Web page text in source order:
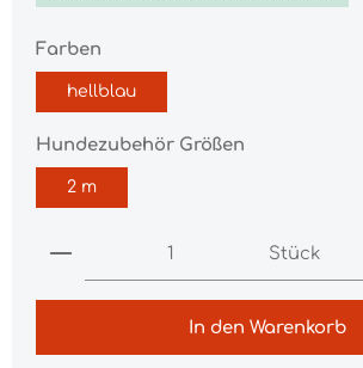
Farben
hellblau
Hundezubehör Größen
2 m
Produkt Anzahl: Gib den
Stück
In den Warenkorb